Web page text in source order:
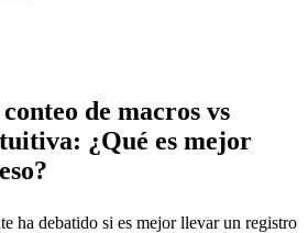
de macros vs
¿Qué es mejor
ha debatido si es mejor llevar un registro